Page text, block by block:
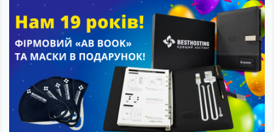
Підтримка
Про компанію